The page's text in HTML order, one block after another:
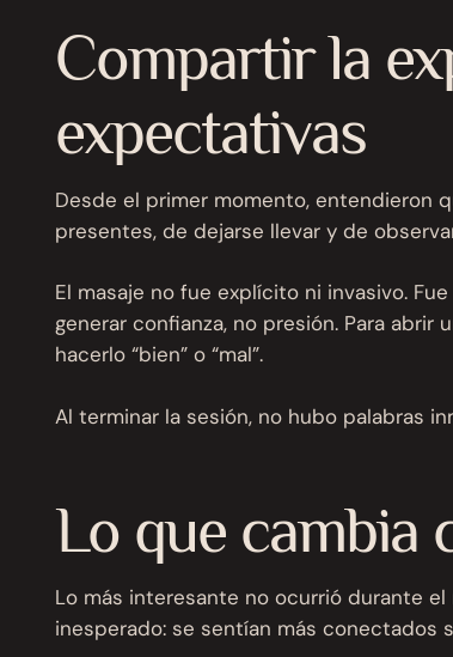
Compartir la
expectativas
Desde el primer momento, entendieron
presentes, de dejarse llevar y de
El masaje no fue explícito ni invasivo.
generar confianza, no presión. Para
hacerlo “bien” o “mal”.
Al terminar la sesión, no hubo palabras
Lo que cambia
Lo más interesante no ocurrió durante
inesperado: se sentían más conectados